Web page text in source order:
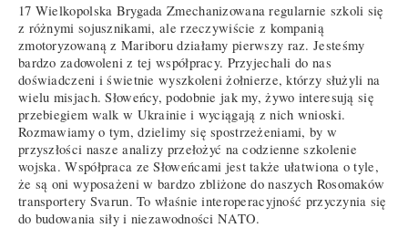
17 Wielkopolska Brygada Zmechanizowana regularnie szkoli się
z różnymi sojusznikami, ale rzeczywiście z kompanią
zmotoryzowaną z Mariboru działamy pierwszy raz. Jesteśmy
bardzo zadowoleni z tej współpracy. Przyjechali do nas
doświadczeni i świetnie wyszkoleni żołnierze, którzy służyli na
wielu misjach. Słoweńcy, podobnie jak my, żywo interesują się
przebiegiem walk w Ukrainie i wyciągają z nich wnioski.
Rozmawiamy o tym, dzielimy się spostrzeżeniami, by w
przyszłości nasze analizy przełożyć na codzienne szkolenie
wojska. Współpraca ze Słoweńcami jest także ułatwiona o tyle,
że są oni wyposażeni w bardzo zbliżone do naszych Rosomaków
transportery Svarun. To właśnie interoperacyjność przyczynia się
do budowania siły i niezawodności NATO.